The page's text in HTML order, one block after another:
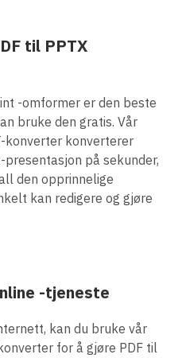
til PPTX
-omformer er den beste
bruke den gratis. Vår
konverter konverterer
på sekunder,
den opprinnelige
kan redigere og gjøre
-tjeneste
kan du bruke vår
for å gjøre PDF til